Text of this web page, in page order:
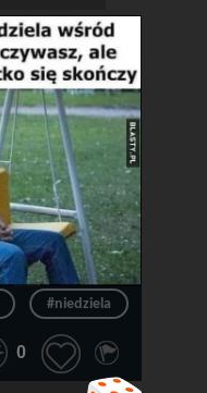
#niedziela
0